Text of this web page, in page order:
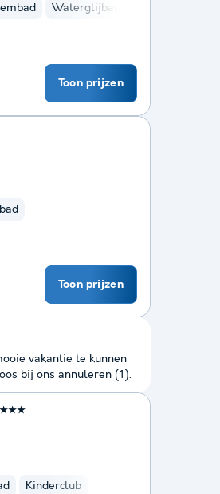
Waterglijbanen
Toon prijzen
Toon prijzen
★★★
Kinderclub
vakantie te kunnen
bij ons annuleren (1).